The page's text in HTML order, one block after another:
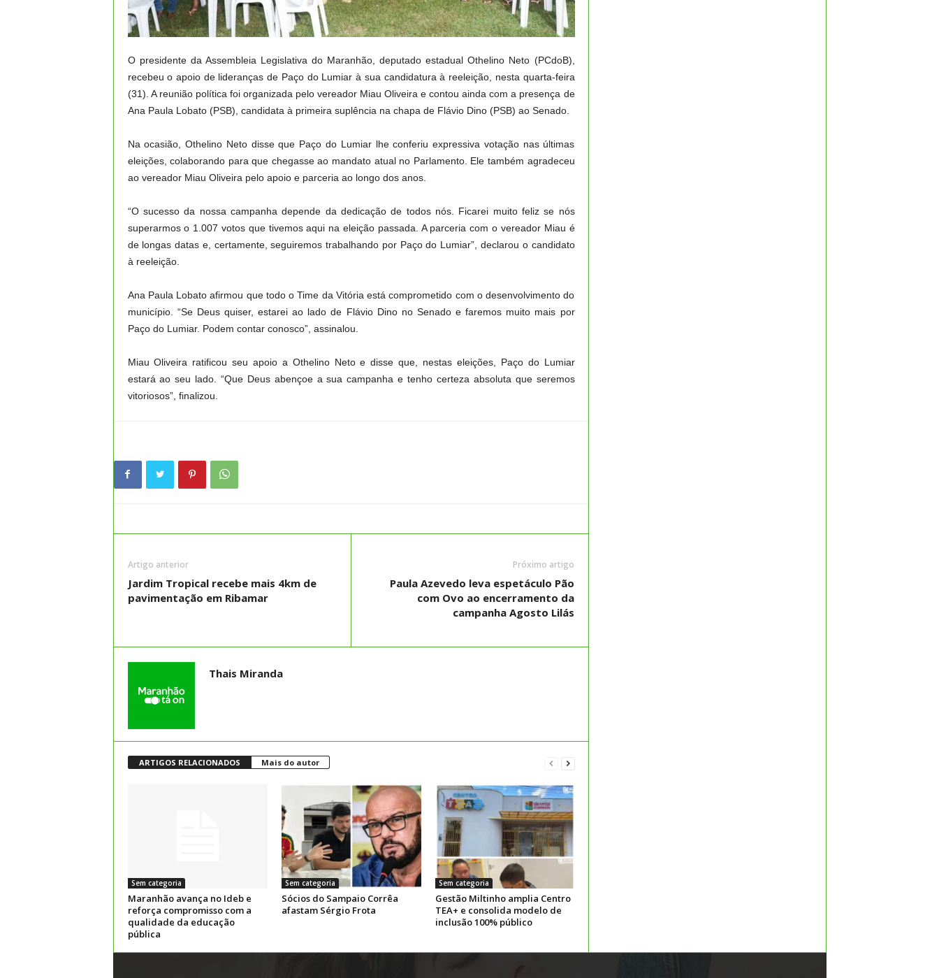
O presidente da Assembleia Legislativa do Maranhão, deputado estadual Othelino Neto (PCdoB),
recebeu o apoio de lideranças de Paço do Lumiar à sua candidatura à reeleição, nesta quarta-feira
(31). A reunião política foi organizada pelo vereador Miau Oliveira e contou ainda com a presença de
Ana Paula Lobato (PSB), candidata à primeira suplência na chapa de Flávio Dino (PSB) ao Senado.
Na ocasião, Othelino Neto disse que Paço do Lumiar lhe conferiu expressiva votação nas últimas
eleições, colaborando para que chegasse ao mandato atual no Parlamento. Ele também agradeceu
ao vereador Miau Oliveira pelo apoio e parceria ao longo dos anos.
“O sucesso da nossa campanha depende da dedicação de todos nós. Ficarei muito feliz se nós
superarmos o 1.007 votos que tivemos aqui na eleição passada. A parceria com o vereador Miau é
de longas datas e, certamente, seguiremos trabalhando por Paço do Lumiar”, declarou o candidato
à reeleição.
Ana Paula Lobato afirmou que todo o Time da Vitória está comprometido com o desenvolvimento do
município. “Se Deus quiser, estarei ao lado de Flávio Dino no Senado e faremos muito mais por
Paço do Lumiar. Podem contar conosco”, assinalou.
Miau Oliveira ratificou seu apoio a Othelino Neto e disse que, nestas eleições, Paço do Lumiar
estará ao seu lado. “Que Deus abençoe a sua campanha e tenho certeza absoluta que seremos
vitoriosos”, finalizou.
Artigo anterior
Jardim Tropical recebe mais 4km de
pavimentação em Ribamar
Próximo artigo
Paula Azevedo leva espetáculo Pão
com Ovo ao encerramento da
campanha Agosto Lilás
Thais Miranda
ARTIGOS RELACIONADOS Mais do autor
Sem categoria
Maranhão avança no Ideb e
reforça compromisso com a
qualidade da educação
pública
Sem categoria
Sócios do Sampaio Corrêa
afastam Sérgio Frota
Sem categoria
Gestão Miltinho amplia Centro
TEA+ e consolida modelo de
inclusão 100% público